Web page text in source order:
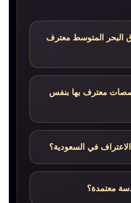
البحر المتوسط معترف
معترف بها بنفس
في السعودية؟
معتمدة؟